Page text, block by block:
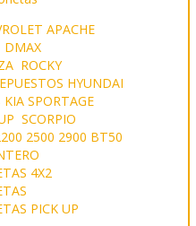
APACHE
DMAX
ROCKY
HYUNDAI
KIA SPORTAGE
SCORPIO
2500 2900 BT50
4X2
PICK UP